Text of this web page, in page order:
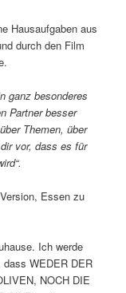
Hausaufgaben aus
durch den Film
ganz besonderes
Partner besser
Themen, über
vor, dass es für
Essen zu
Ich werde
dass WEDER DER
NOCH DIE